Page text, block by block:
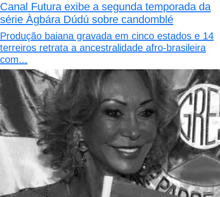
Canal Futura exibe a segunda temporada da
série Àgbára Dúdú sobre candomblé
Produção baiana gravada em cinco estados e 14
terreiros retrata a ancestralidade afro-brasileira
com...